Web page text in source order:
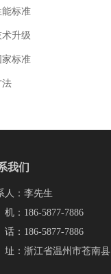
能标准
升级
家标准
法
我们
人：李先生‬
：186-5877-7886
：186-5877-7886
：浙江省温州市苍南县